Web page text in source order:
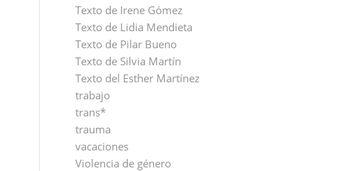
Texto de Irene Gómez
Texto de Lidia Mendieta
Texto de Pilar Bueno
Texto de Silvia Martín
Texto del Esther Martínez
trabajo
trans*
trauma
vacaciones
Violencia de género